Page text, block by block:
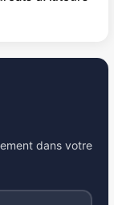
dans votre